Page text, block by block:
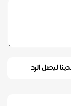
ليصل الرد